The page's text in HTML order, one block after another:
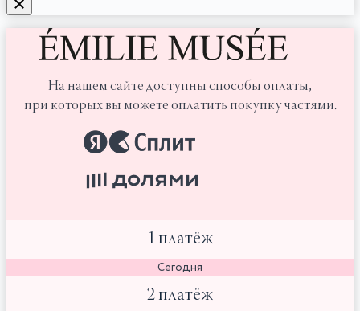
На нашем сайте доступны способы оплаты,
при которых вы можете оплатить покупку частями.
1 платёж
Сегодня
2 платёж